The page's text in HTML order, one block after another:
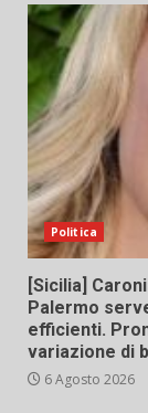
Politica
[Sicilia]
Palermo
efficienti.
variazione di
6 Agosto 2026